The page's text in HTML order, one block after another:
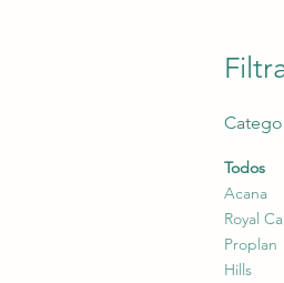
Todos
Acana
Royal
Proplan
Hills